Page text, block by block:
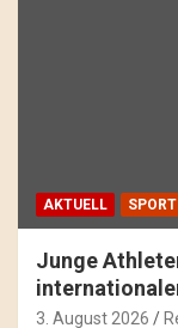
AKTUELL SPORT
Junge
3. August 2026